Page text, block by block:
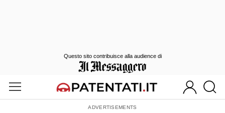
Questo sito contribuisce alla audience di